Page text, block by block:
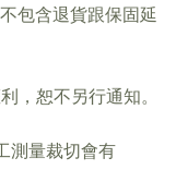
包含退貨跟保固延
，恕不另行通知。
測量裁切會有